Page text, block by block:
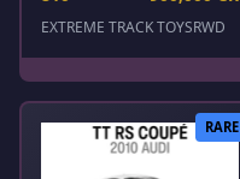
EXTREME TRACK TOYSRWD
RARE